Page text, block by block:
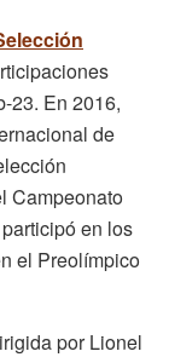
23. En 2016,
de
Campeonato
en los
el Preolímpico
porLionel